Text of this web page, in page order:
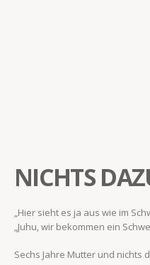
NICHTS
„Hier sieht es ja aus wie im
„Juhu, wir bekommen ein
Sechs Jahre Mutter und nichts